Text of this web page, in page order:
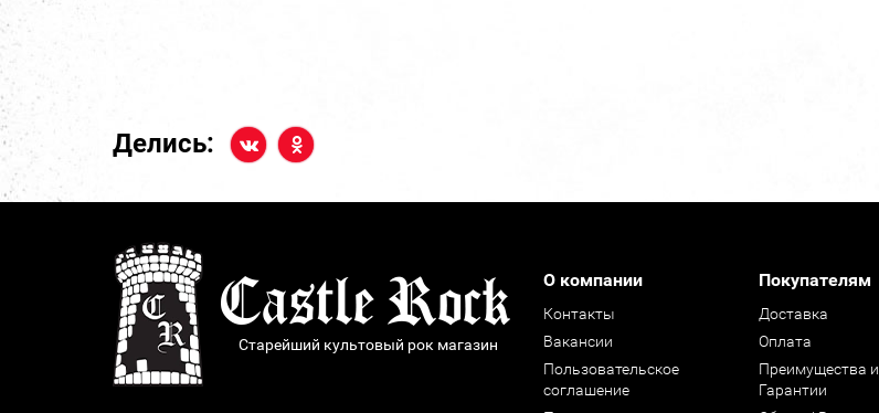
Делись:
Старейший культовый рок магазин
О компании
Контакты
Вакансии
Пользовательское
соглашение
Покупателям
Доставка
Оплата
Преимущества и
Гарантии